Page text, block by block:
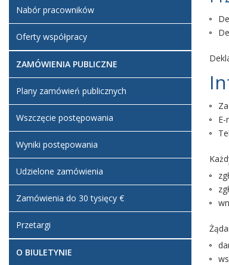
E-
Nabór pracowników
Oferty współpracy
ZAMÓWIENIA PUBLICZNE
Plany zamówień publicznych
Wszczęcie postępowania
Wyniki postępowania
Udzielone zamówienia
Zamówienia do 30 tysięcy €
Przetargi
O BIULETYNIE